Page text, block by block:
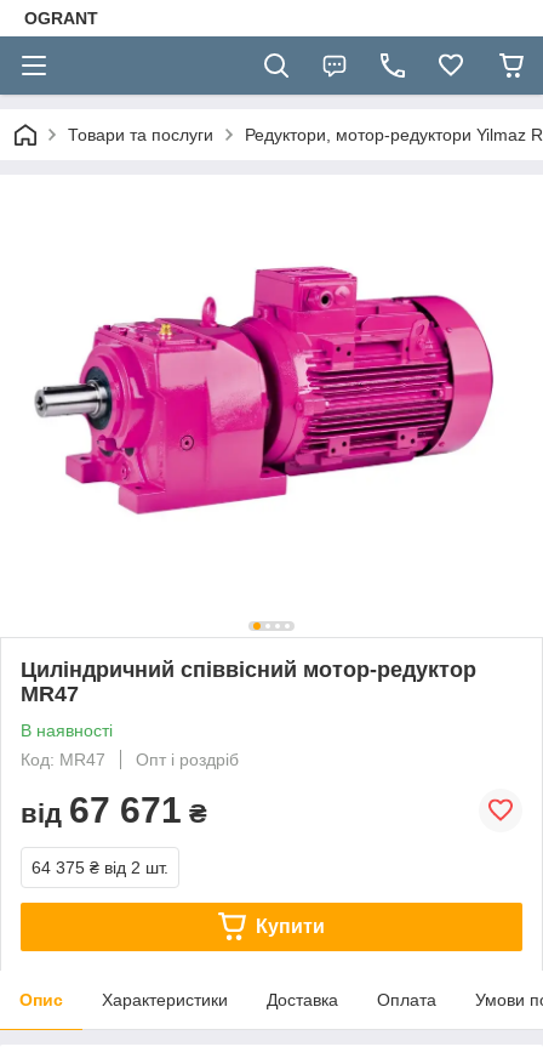
OGRANT
Товари та послуги Редуктори, мотор-редуктори Yilmaz
Циліндричний співвісний мотор-редуктор
MR47
В наявності
Код: MR47
Опт і роздріб
від 67 671 ₴
64 375 ₴ від 2 шт.
Купити
Опис Характеристики Доставка Оплата Умови